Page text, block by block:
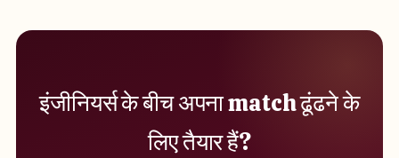
इंजीनियर्स के बीच अपना match ढूंढने के
लिए तैयार हैं?